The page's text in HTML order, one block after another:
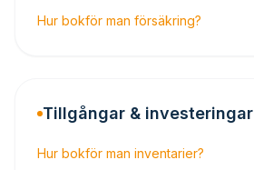
Hur bokför man försäkring?
Tillgångar & investeringar
Hur bokför man inventarier?